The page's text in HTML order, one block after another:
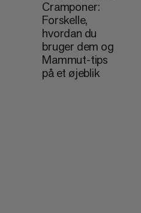
Cramponer:
Forskelle,
hvordan du
bruger dem og
Mammut-tips
på et øjeblik